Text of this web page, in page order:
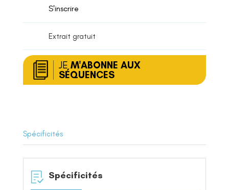
la
S'inscrire
Extrait gratuit
JE M'ABONNE AUX
SÉQUENCES
Spécificités
Spécificités